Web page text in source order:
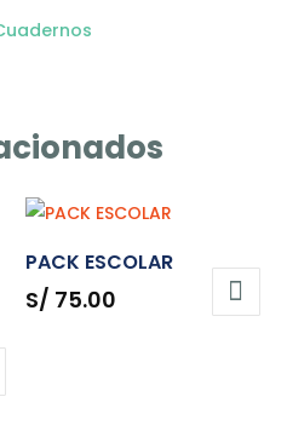
PACK ESCOLAR
S/ 75.00